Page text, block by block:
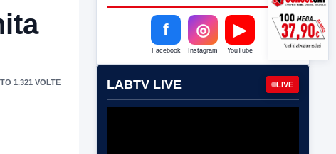
1.321 VOLTE
f
Facebook
◎
Instagram
▶
YouTube
LABTV LIVE LIVE